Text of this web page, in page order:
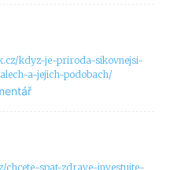
kdyz-je-priroda-sikovnejsi-
a-jejich-podobach/
chcete-spat-zdrave-investujte-